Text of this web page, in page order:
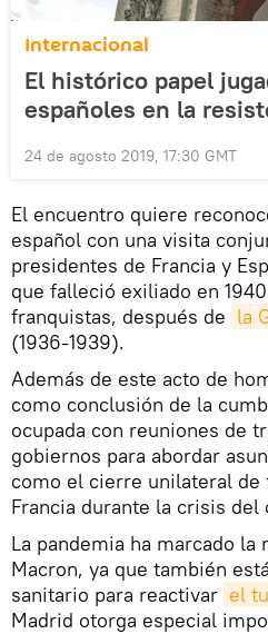
Internacional
El histórico papel
españoles en la
24 de agosto 2019, 17:30 GMT
El encuentro quiere
español con una visita
presidentes de Francia y
que falleció exiliado en
franquistas, después de la
(1936-1939).
Además de este acto de
como conclusión de la
ocupada con reuniones de
gobiernos para abordar
como el cierre unilateral
Francia durante la crisis del
La pandemia ha marcado la
Macron, ya que también
sanitario para reactivar el
Madrid otorga especial